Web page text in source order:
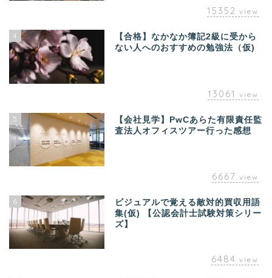
15352 view
4
【合格】なかなか簿記2級に受から
ない人へのおすすめの勉強法（仮)
13061 view
5
【会社見学】PwCあらた有限責任監
査法人オフィスツアー行った感想
6667 view
6
ビジュアルで覚える敵対的買収用語
集(仮) 【公認会計士試験対策シリー
ズ】
6484 view